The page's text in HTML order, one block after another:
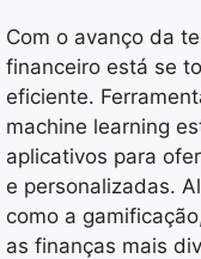
Com o avanço da
financeiro está se
eficiente.
machine learning
aplicativos para
e personalizadas.
como a
as finanças mais